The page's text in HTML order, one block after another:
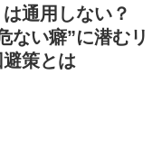
は通用しない？
ない癖”に潜むリ
策とは